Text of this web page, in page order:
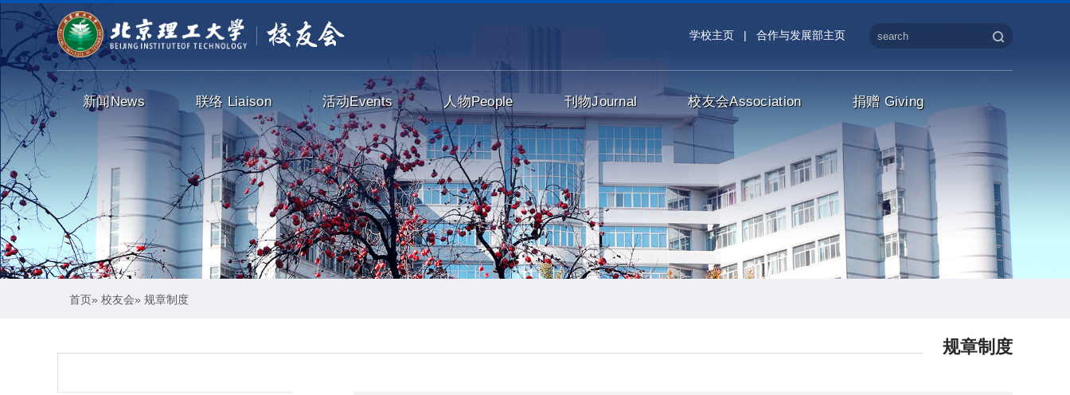
学校主页 | 合作与发展部主页
新闻News 联络 Liaison 活动Events 人物People 刊物Journal 校友会Association 捐赠 Giving
首页» 校友会» 规章制度
规章制度